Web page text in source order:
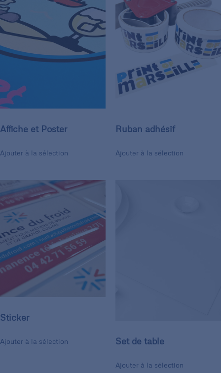
Affiche et Poster
Ajouter à la sélection
Ruban adhésif
Ajouter à la sélection
Sticker
Ajouter à la sélection Set de table
Ajouter à la sélection